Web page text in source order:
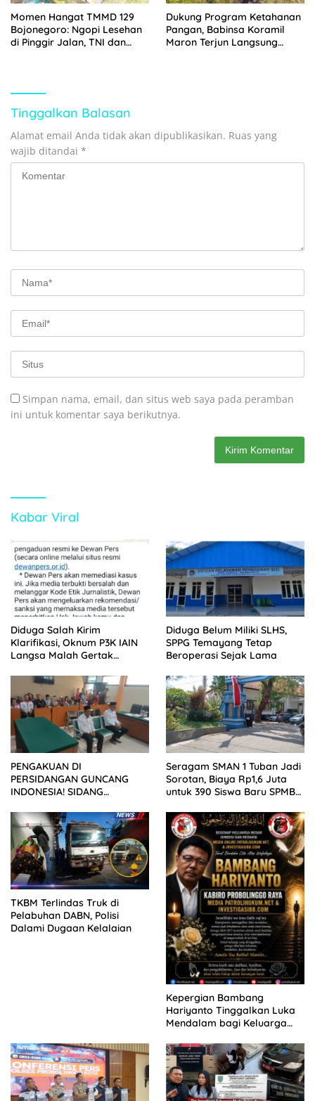
Momen Hangat TMMD 129
Bojonegoro: Ngopi Lesehan
di Pinggir Jalan, TNI dan
Dukung Program Ketahanan
Pangan, Babinsa Koramil
Maron Terjun Langsung
Tinggalkan Balasan
Alamat email Anda tidak akan dipublikasikan. Ruas yang
wajib ditandai *
Simpan nama, email, dan situs web saya pada peramban
ini untuk komentar saya berikutnya.
Kabar Viral
Diduga Salah Kirim
Klarifikasi, Oknum P3K IAIN
Langsa Malah Gertak
Diduga Belum Miliki SLHS,
SPPG Temayang Tetap
Beroperasi Sejak Lama
PENGAKUAN DI
PERSIDANGAN GUNCANG
INDONESIA! SIDANG
KELUARGA KORBAN
MENGAMUK DI PN MALANG
Seragam SMAN 1 Tuban Jadi
Sorotan, Biaya Rp1,6 Juta
untuk 390 Siswa Baru SPMB
TKBM Terlindas Truk di
Pelabuhan DABN, Polisi
Dalami Dugaan Kelalaian
Kepergian Bambang
Hariyanto Tinggalkan Luka
Mendalam bagi Keluarga